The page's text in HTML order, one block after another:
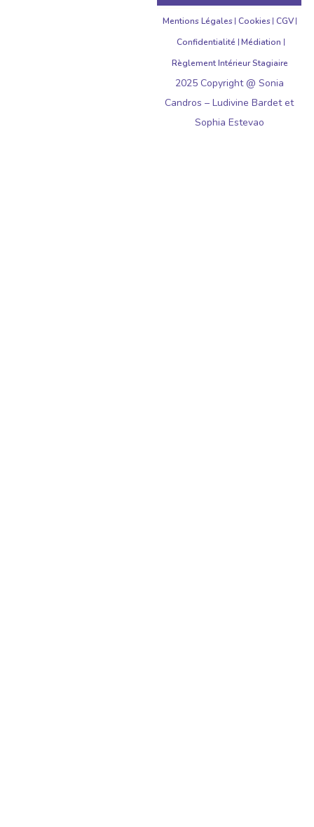
Mentions Légales Cookies CGV
Confidentialité Médiation
Règlement Intérieur Stagiaire
2025 Copyright @ Sonia
Candros – Ludivine Bardet et
Sophia Estevao